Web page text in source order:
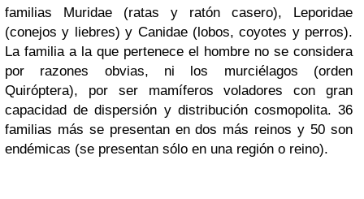
familias Muridae (ratas y ratón casero), Leporidae
(conejos y liebres) y Canidae (lobos, coyotes y perros).
La familia a la que pertenece el hombre no se considera
por razones obvias, ni los murciélagos (orden
Quiróptera), por ser mamíferos voladores con gran
capacidad de dispersión y distribución cosmopolita. 36
familias más se presentan en dos más reinos y 50 son
endémicas (se presentan sólo en una región o reino).